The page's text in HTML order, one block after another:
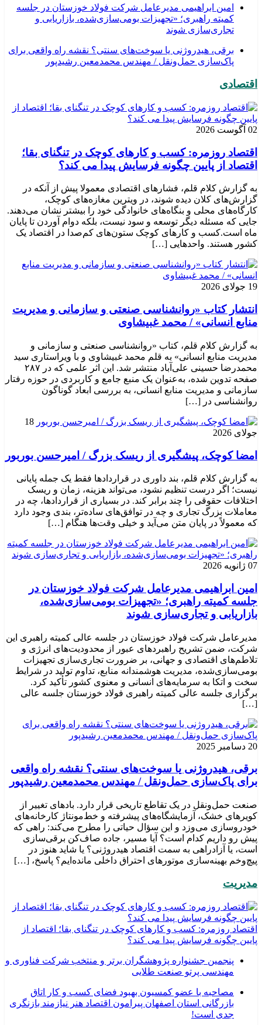
امین ابراهیمی مدیرعامل شرکت فولاد خوزستان در جلسه
کمیته راهبری؛ «تجهیزات بومی‌سازی‌شده، بازاریابی و
تجاری‌سازی شوند
برقی، هیدروژنی یا سوخت‌های سنتی؟ نقشه راه واقعی برای
پاک‌سازی حمل‌ونقل / مهندس محمدمعین رشیدپور
اقتصادی
02 آگوست 2026
اقتصاد روزمره: کسب‌ و کارهای کوچک در تنگنای بقا؛
اقتصاد از پایین چگونه فرسایش پیدا می کند؟
به گزارش کلام قلم، فشارهای اقتصادی معمولا پیش از آنکه در
گزارش‌های کلان دیده شوند، در ویترین مغازه‌های کوچک،
کارگاه‌های محلی و بنگاه‌های خانوادگی خود را بیشتر نشان می‌دهند.
جایی که مسئله دیگر توسعه و سود نیست، بلکه دوام آوردن تا پایان
ماه است.کسب‌ و کارهای کوچک ستون‌های کم‌صدا در اقتصاد یک
کشور هستند. واحدهایی […]
19 جولای 2026
انتشار کتاب «روانشناسی صنعتی و سازمانی و مدیریت
منابع انسانی» / محمد غبیشاوی
به گزارش کلام قلم، کتاب «روانشناسی صنعتی و سازمانی و
مدیریت منابع انسانی» به قلم محمد غبیشاوی و با ویراستاری سید
محمدرضا حسینی علی‌آباد منتشر شد. این اثر علمی که در ۲۸۷
صفحه تدوین شده، به‌عنوان یک منبع جامع و کاربردی در حوزه رفتار
سازمانی و مدیریت منابع انسانی، به بررسی ابعاد گوناگون
روانشناسی در […]
18
جولای 2026
امضا کوچک، پیشگیری از ریسک بزرگ / امیرحسن بوربور
به گزارش کلام قلم، بند داوری در قراردادها فقط یک جمله پایانی
نیست؛ اگر درست تنظیم نشود، می‌تواند هزینه، زمان و ریسک
اختلافات حقوقی را چند برابر کند. در بسیاری از قراردادها، چه در
معاملات بزرگ تجاری و چه در توافق‌های ساده‌تر، بندی وجود دارد
که معمولاً در پایان متن می‌آید و خیلی وقت‌ها هنگام […]
07 ژانویه 2026
امین ابراهیمی مدیرعامل شرکت فولاد خوزستان در
جلسه کمیته راهبری؛ «تجهیزات بومی‌سازی‌شده،
بازاریابی و تجاری‌سازی شوند
مدیرعامل شرکت فولاد خوزستان در جلسه عالی کمیته راهبری این
شرکت، ضمن تشریح راهبردهای عبور از محدودیت‌های انرژی و
تلاطم‌های اقتصادی و جهانی، بر ضرورت تجاری‌سازی تجهیزات
بومی‌سازی‌شده، مدیریت هوشمندانه منابع، تداوم تولید در شرایط
سخت و اتکا به سرمایه‌های انسانی و معنوی کشور تأکید کرد.
برگزاری جلسه عالی کمیته راهبری فولاد خوزستان جلسه عالی
[…]
20 دسامبر 2025
برقی، هیدروژنی یا سوخت‌های سنتی؟ نقشه راه واقعی
برای پاک‌سازی حمل‌ونقل / مهندس محمدمعین رشیدپور
صنعت حمل‌ونقل در یک تقاطع تاریخی قرار دارد. بادهای تغییر از
کویرهای خشک، آزمایشگاه‌های پیشرفته و خط‌مونتاژ کارخانه‌های
خودروسازی می‌وزد و این سؤال حیاتی را مطرح می‌کند: راهی که
پیش رو داریم کدام است؟ آیا مسیر، جاده صاف‌کن برقی‌سازی
است، یا آزادراهی به سمت اقتصاد هیدروژنی؟ یا شاید هنوز در
پیچ‌وخم بهینه‌سازی موتورهای احتراق داخلی مانده‌ایم؟ پاسخ، […]
مدیریت
اقتصاد روزمره: کسب‌ و کارهای کوچک در تنگنای بقا؛ اقتصاد از
پایین چگونه فرسایش پیدا می کند؟
پنجمین جشنواره پژوهشگران برتر و منتخب شرکت فناوری و
مهندسی پرتو صنعت طلایی
مصاحبه با عضو کمسیون بهبود فضای کسب و کار اتاق
بازرگانی استان اصفهان پیرامون اقتصاد هنر نیازمند بازنگری
جدی است!